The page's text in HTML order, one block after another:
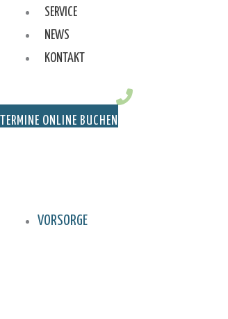
SERVICE
NEWS
KONTAKT
TERMINE ONLINE BUCHEN
VORSORGE